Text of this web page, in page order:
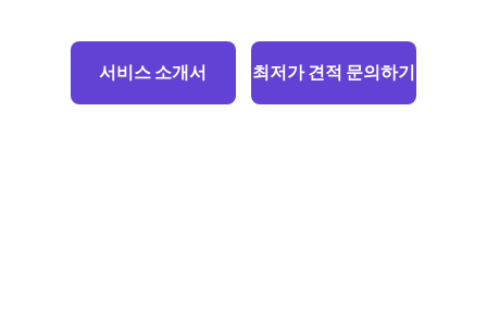
최저가 견적 문의하기